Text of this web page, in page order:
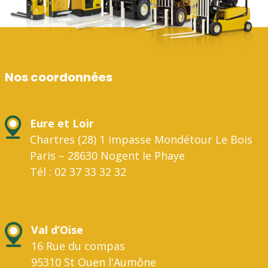
Nos coordonnées
Eure et Loir
Chartres (28) 1 impasse Mondétour Le Bois
Paris – 28630 Nogent le Phaye
Tél : 02 37 33 32 32
Val d’Oise
16 Rue du compas
95310 St Ouen l'Aumône